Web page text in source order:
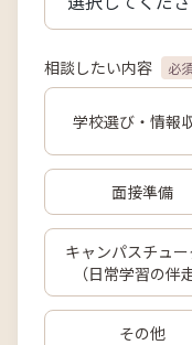
相談したい内容 必
学校選び・情報
面接準備
キャンパスチュ
（日常学習の伴走
その他